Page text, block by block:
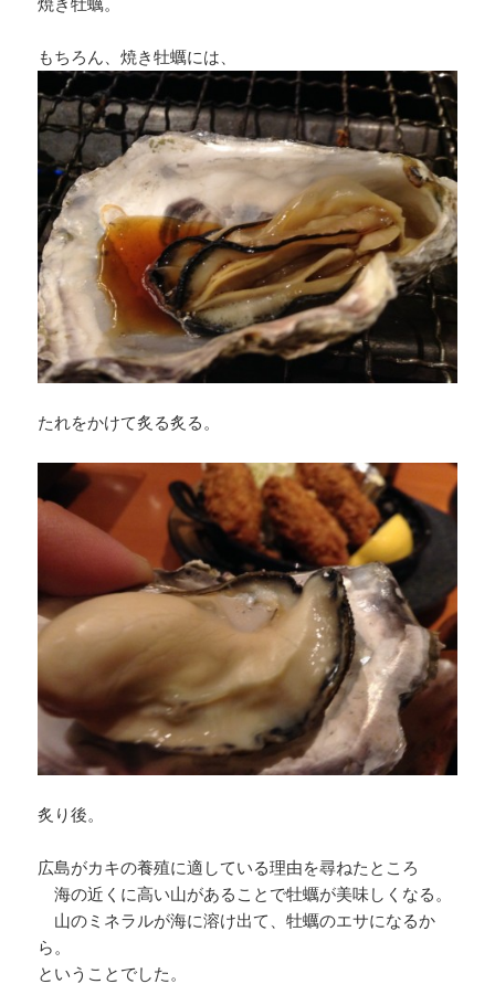
もちろん、焼き牡蠣には、
たれをかけて炙る炙る。
炙り後。
広島がカキの養殖に適している理由を尋ねたところ
海の近くに高い山があることで牡蠣が美味しくなる。
山のミネラルが海に溶け出て、牡蠣のエサになるか
ら。
ということでした。